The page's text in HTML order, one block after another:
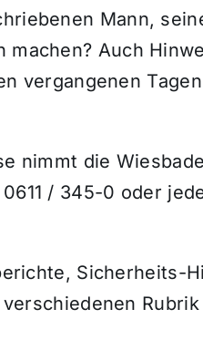
Mann,
machen? Auch
vergangenen
nimmt die
/ 345-0 oder
Sicherheits-